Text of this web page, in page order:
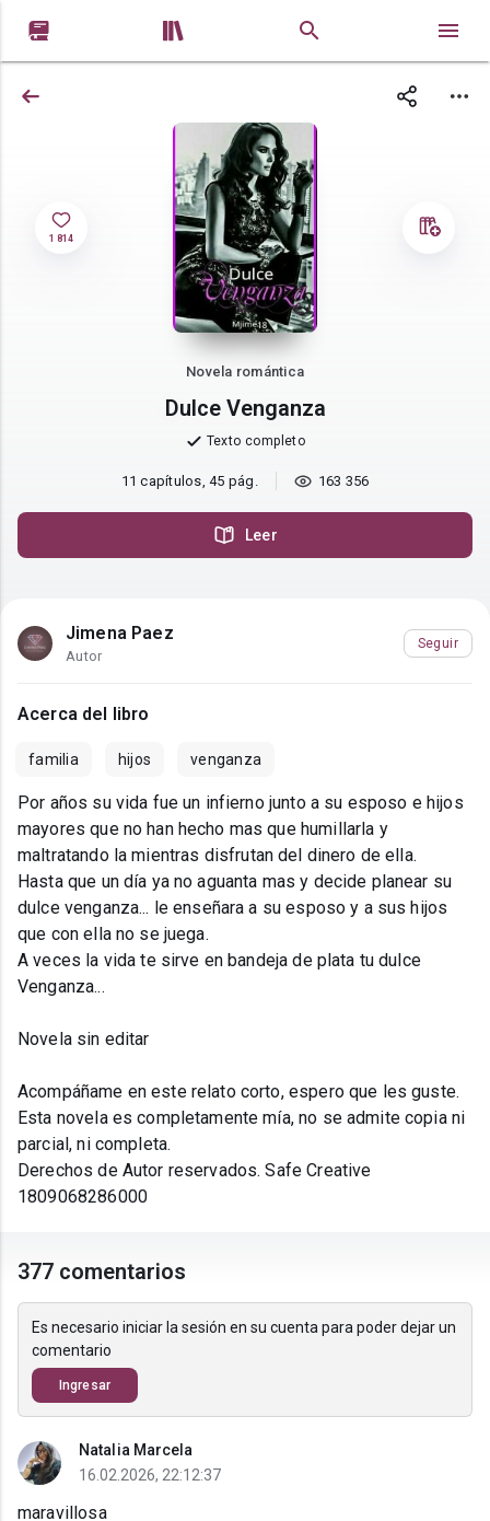
 
1 814
Novela romántica
Dulce Venganza
Texto completo
11 capítulos, 45 pág. 163 356
Leer
Jimena Paez
Autor
Seguir
Acerca del libro
familia hijos venganza
Por años su vida fue un infierno junto a su esposo e hijos
mayores que no han hecho mas que humillarla y
maltratando la mientras disfrutan del dinero de ella.
Hasta que un día ya no aguanta mas y decide planear su
dulce venganza... le enseñara a su esposo y a sus hijos
que con ella no se juega.
A veces la vida te sirve en bandeja de plata tu dulce
Venganza...
Novela sin editar
Acompáñame en este relato corto, espero que les guste.
Esta novela es completamente mía, no se admite copia ni
parcial, ni completa.
Derechos de Autor reservados. Safe Creative
1809068286000
377 comentarios
Es necesario iniciar la sesión en su cuenta para poder dejar un
comentario
Ingresar
Natalia Marcela
16.02.2026, 22:12:37
maravillosa